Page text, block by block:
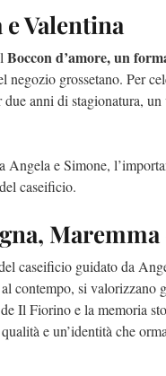
Valentina
Boccon d’amore, un
negozio grossetano. Per
due anni di stagionatura,
e Simone,
caseificio.
Maremma
caseificio guidato da
contempo, si valorizzano
Il Fiorino e la memoria
e un’identità che